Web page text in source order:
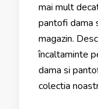
mai mult
pantofi dama
magazin.
încaltaminte
dama si
colectia